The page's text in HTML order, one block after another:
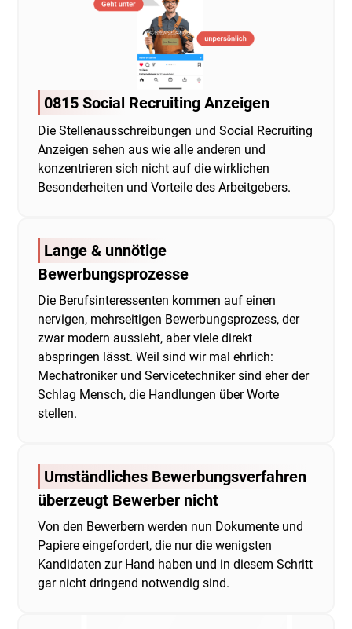
0815 Social Recruiting Anzeigen
Die Stellenausschreibungen und Social Recruiting
Anzeigen sehen aus wie alle anderen und
konzentrieren sich nicht auf die wirklichen
Besonderheiten und Vorteile des Arbeitgebers.
Lange & unnötige
Bewerbungsprozesse
Die Berufsinteressenten kommen auf einen
nervigen, mehrseitigen Bewerbungsprozess, der
zwar modern aussieht, aber viele direkt
abspringen lässt. Weil sind wir mal ehrlich:
Mechatroniker und Servicetechniker sind eher der
Schlag Mensch, die Handlungen über Worte
stellen.
Umständliches Bewerbungsverfahren
überzeugt Bewerber nicht
Von den Bewerbern werden nun Dokumente und
Papiere eingefordert, die nur die wenigsten
Kandidaten zur Hand haben und in diesem Schritt
gar nicht dringend notwendig sind.